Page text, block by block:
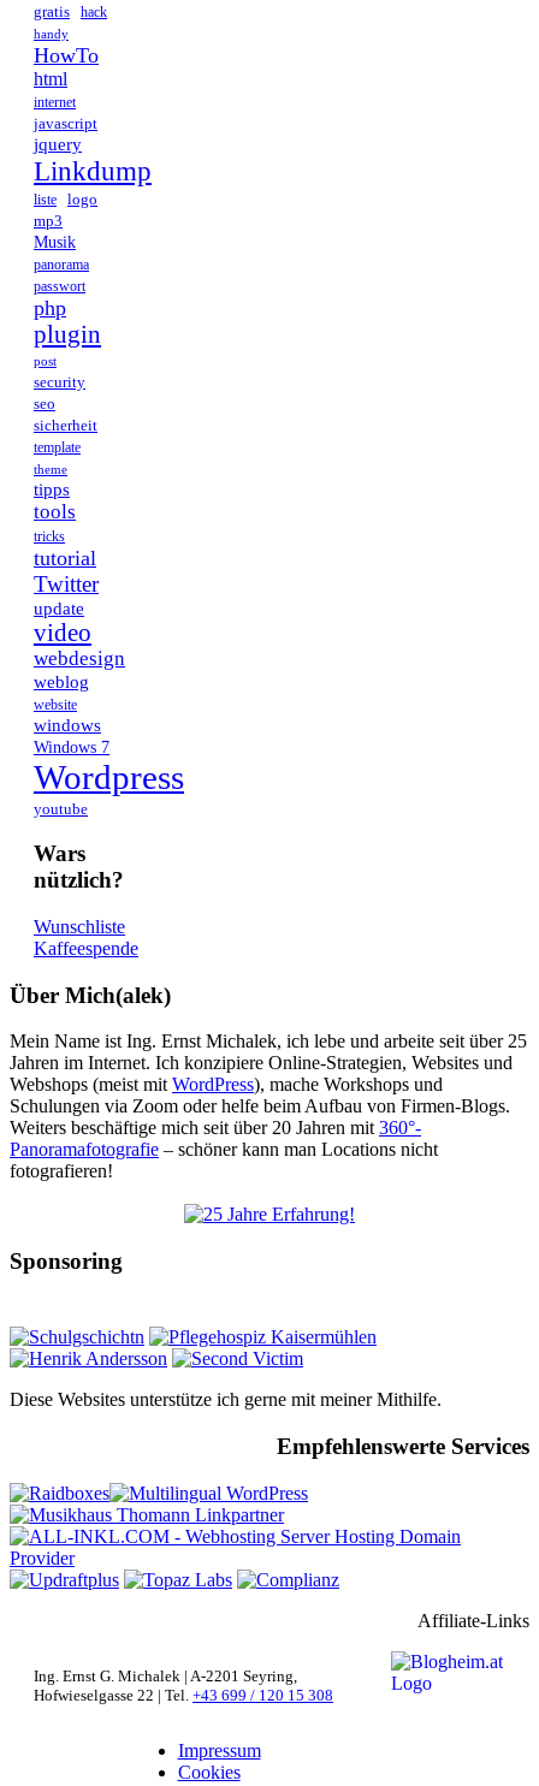
gratis hack
handy
HowTo
html
internet
javascript
jquery
Linkdump
liste
logo
mp3
Musik
panorama
passwort
php
plugin
post
security
seo
sicherheit
template
theme
tipps
tools
tricks
tutorial
Twitter
update
video
webdesign
weblog
website
windows
Windows 7
Wordpress
youtube
Wars
nützlich?
Wunschliste
Kaffeespende
Über Mich(alek)
Mein Name ist Ing. Ernst Michalek, ich lebe und arbeite seit über 25
Jahren im Internet. Ich konzipiere Online-Strategien, Websites und
Webshops (meist mitWordPress), mache Workshops und
Schulungen via Zoom oder helfe beim Aufbau von Firmen-Blogs.
Weiters beschäftige mich seit über 20 Jahren mit360°-
Panoramafotografie – schöner kann man Locations nicht
fotografieren!
Sponsoring
Diese Websites unterstütze ich gerne mit meiner Mithilfe.
Empfehlenswerte Services
Affiliate-Links
Ing. Ernst G. Michalek | A-2201 Seyring,
Hofwieselgasse 22 | Tel. +43 699 / 120 15 308
Impressum
Cookies